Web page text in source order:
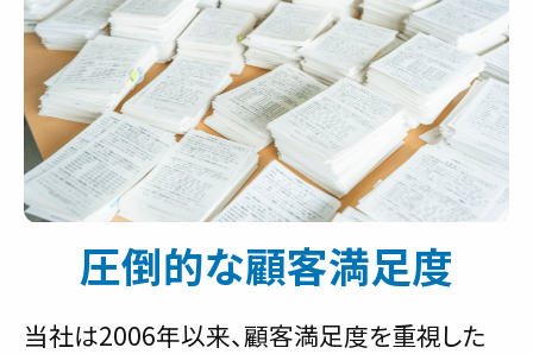
圧倒的な顧客満足度
当社は2006年以来、顧客満足度を重視した